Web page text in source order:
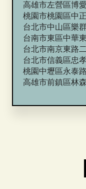
高雄市左營區博
桃園市桃園區中
台北市中山區樂
台南市東區中華
台北市南京東路
台北市信義區忠
桃園中壢區永泰